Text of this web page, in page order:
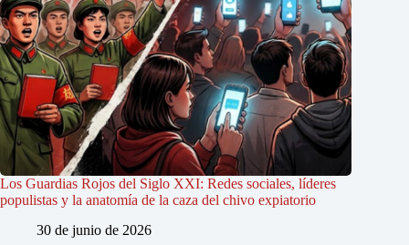
Los Guardias Rojos del Siglo XXI: Redes sociales, líderes
populistas y la anatomía de la caza del chivo expiatorio
30 de junio de 2026